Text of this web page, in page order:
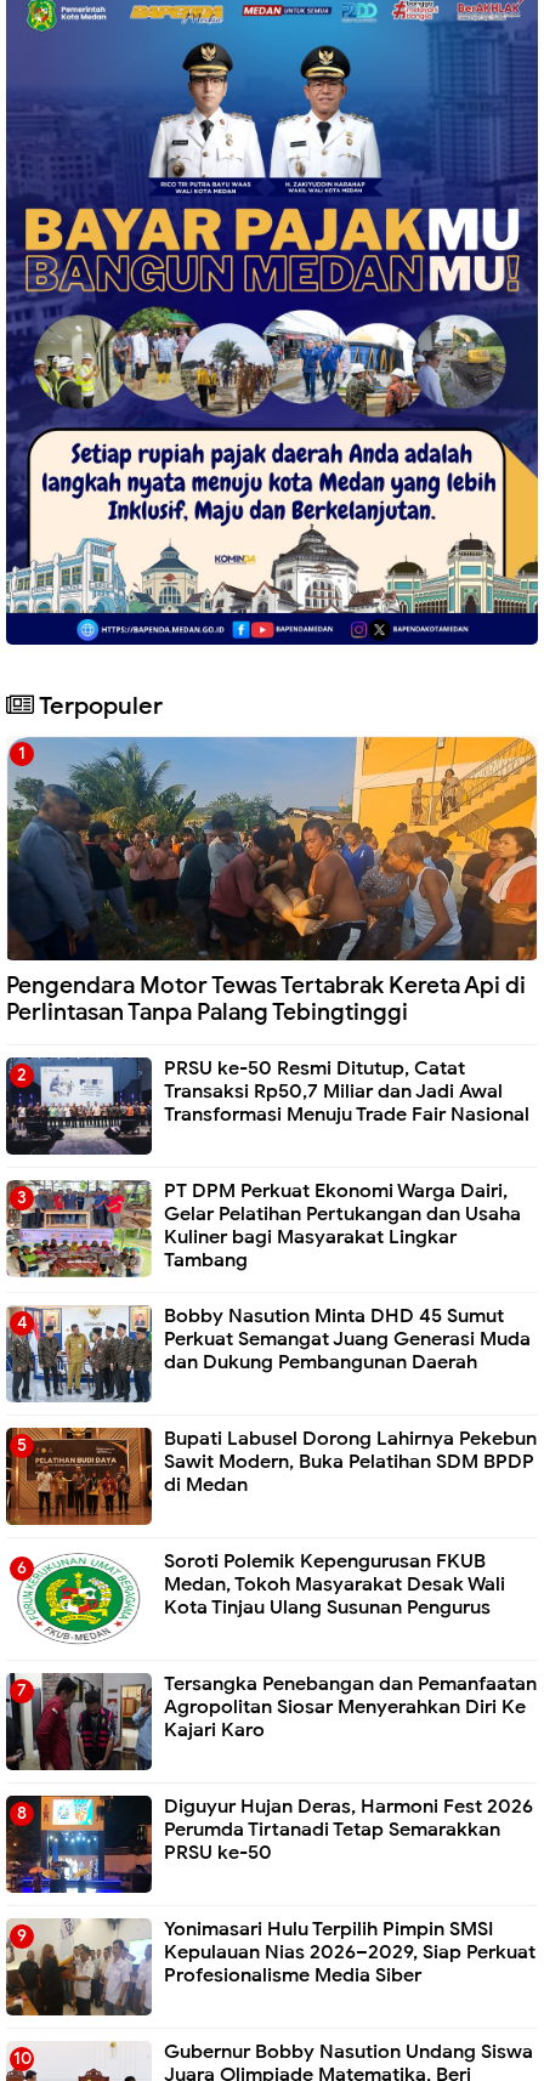
Terpopuler
Pengendara Motor Tewas Tertabrak Kereta Api di
Perlintasan Tanpa Palang Tebingtinggi
PRSU ke-50 Resmi Ditutup, Catat
Transaksi Rp50,7 Miliar dan Jadi Awal
Transformasi Menuju Trade Fair Nasional
PT DPM Perkuat Ekonomi Warga Dairi,
Gelar Pelatihan Pertukangan dan Usaha
Kuliner bagi Masyarakat Lingkar
Tambang
Bobby Nasution Minta DHD 45 Sumut
Perkuat Semangat Juang Generasi Muda
dan Dukung Pembangunan Daerah
Bupati Labusel Dorong Lahirnya Pekebun
Sawit Modern, Buka Pelatihan SDM BPDP
di Medan
Soroti Polemik Kepengurusan FKUB
Medan, Tokoh Masyarakat Desak Wali
Kota Tinjau Ulang Susunan Pengurus
Tersangka Penebangan dan Pemanfaatan
Agropolitan Siosar Menyerahkan Diri Ke
Kajari Karo
Diguyur Hujan Deras, Harmoni Fest 2026
Perumda Tirtanadi Tetap Semarakkan
PRSU ke-50
Yonimasari Hulu Terpilih Pimpin SMSI
Kepulauan Nias 2026–2029, Siap Perkuat
Profesionalisme Media Siber
Gubernur Bobby Nasution Undang Siswa
Juara Olimpiade Matematika, Beri